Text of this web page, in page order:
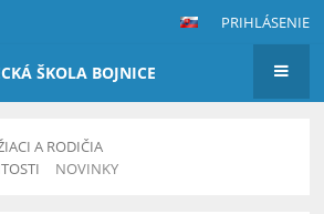
PRIHLÁSENIE
ŠKOLA BOJNICE
A RODIČIA
NOVINKY